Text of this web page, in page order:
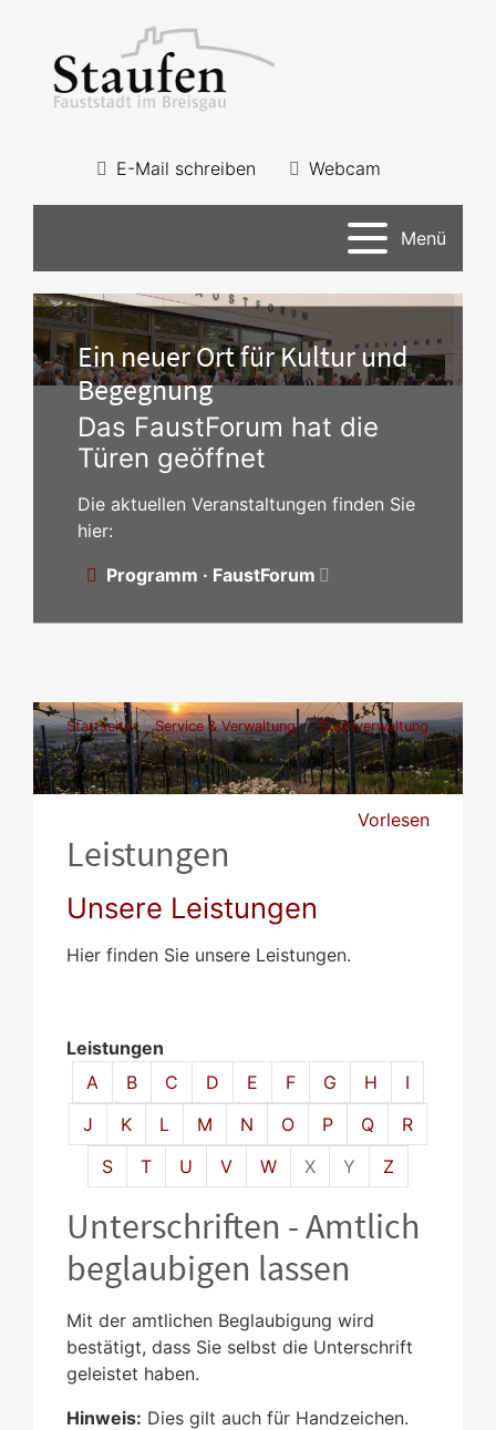
E-Mail schreiben Webcam
Menü
Ein neuer Ort für Kultur und
Begegnung
Das FaustForum hat die
Türen geöffnet
Die aktuellen Veranstaltungen finden Sie
hier:
Programm · FaustForum
Startseite Service & Verwaltung
Stadtverwaltung
Leistungen
Vorlesen
Leistungen
Unsere Leistungen
Hier finden Sie unsere Leistungen.
Leistungen
Alphabetisches Register überspringen
A B C D E F G H
I
J
K L M N O P Q
R
S
T U V W X Y Z
Unterschriften - Amtlich
beglaubigen lassen
Mit der amtlichen Beglaubigung wird
bestätigt, dass Sie selbst die Unterschrift
geleistet haben.
Hinweis: Dies gilt auch für Handzeichen.